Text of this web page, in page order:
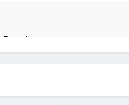
Grihaswamini गृहस्वामिनी-